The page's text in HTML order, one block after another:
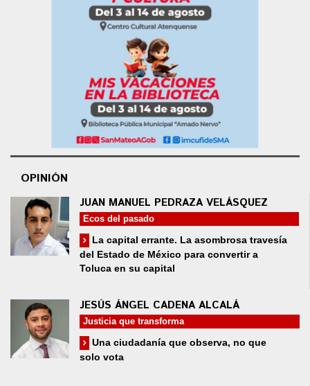
OPINIÓN
JUAN MANUEL PEDRAZA VELÁSQUEZ
Ecos del pasado
La capital errante. La asombrosa travesía
del Estado de México para convertir a
Toluca en su capital
JESÚS ÁNGEL CADENA ALCALÁ
Justicia que transforma
Una ciudadanía que observa, no que
solo vota